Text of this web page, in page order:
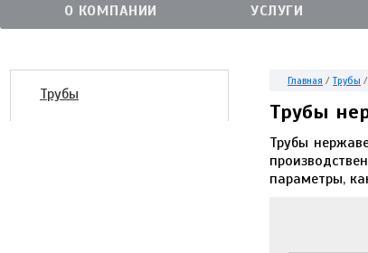
О КОМПАНИИ УСЛУГИ
Трубы
Главная /Трубы /
Трубы
Трубы
параметры,